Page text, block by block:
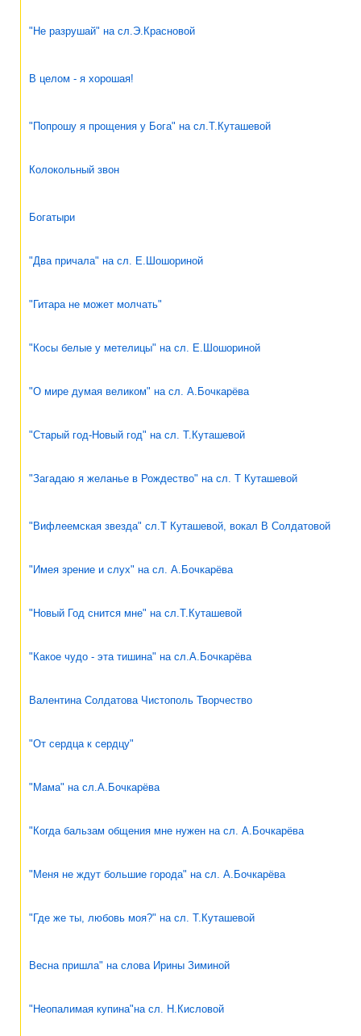
"Не разрушай" на сл.Э.Красновой
В целом - я хорошая!
"Попрошу я прощения у Бога" на сл.Т.Куташевой
Колокольный звон
Богатыри
"Два причала" на сл. Е.Шошориной
"Гитара не может молчать"
"Косы белые у метелицы" на сл. Е.Шошориной
"О мире думая великом" на сл. А.Бочкарёва
"Старый год-Новый год" на сл. Т.Куташевой
"Загадаю я желанье в Рождество" на сл. Т Куташевой
"Вифлеемская звезда" сл.Т Куташевой, вокал В Солдатовой
"Имея зрение и слух" на сл. А.Бочкарёва
"Новый Год снится мне" на сл.Т.Куташевой
"Какое чудо - эта тишина" на сл.А.Бочкарёва
Валентина Солдатова Чистополь Творчество
"От сердца к сердцу"
"Мама" на сл.А.Бочкарёва
"Когда бальзам общения мне нужен на сл. А.Бочкарёва
"Меня не ждут большие города" на сл. А.Бочкарёва
"Где же ты, любовь моя?" на сл. Т.Куташевой
Весна пришла" на слова Ирины Зиминой
"Неопалимая купина"на сл. Н.Кисловой